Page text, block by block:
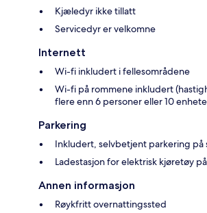
Kjæledyr ikke tillatt
Servicedyr er velkomne
Internett
Wi-fi inkludert i fellesområdene
Wi-fi på rommene inkludert
flere enn 6 personer eller 10
Parkering
Inkludert, selvbetjent parkering på
Ladestasjon for elektrisk kjøretøy
Annen informasjon
Røykfritt overnattingssted